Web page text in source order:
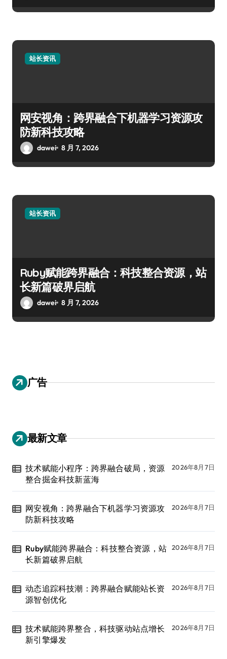
站长资讯
网安视角：跨界融合下机器学习资源攻
防新科技攻略
dawei 8 月 7, 2026
站长资讯
Ruby赋能跨界融合：科技整合资源，站
长新篇破界启航
dawei 8 月 7, 2026
广告
最新文章
技术赋能小程序：跨界融合破局，资源
整合掘金科技新蓝海
2026年8月7日
网安视角：跨界融合下机器学习资源攻
防新科技攻略
2026年8月7日
Ruby赋能跨界融合：科技整合资源，站
长新篇破界启航
2026年8月7日
动态追踪科技潮：跨界融合赋能站长资
源智创优化
2026年8月7日
技术赋能跨界整合，科技驱动站点增长
新引擎爆发
2026年8月7日